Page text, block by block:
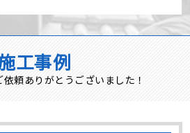
工事例
頼ありがとうございました！